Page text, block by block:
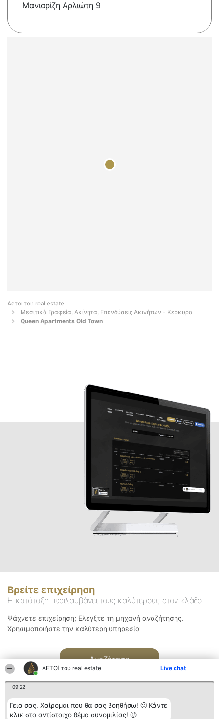
ΑΕΤΟΊ του real estate Live chat
09:22
Γεια σας. Χαίρομαι που θα σας βοηθήσω! 🙂 Κάντε
κλικ στο αντίστοιχο θέμα συνομιλίας! 🙂
Μανιαρίζη Αρλιώτη 9
Αετοί του real estate
Μεσιτικά Γραφεία, Ακίνητα, Επενδύσεις Ακινήτων - Κερκυρα
Queen Apartments Old Town
Βρείτε επιχείρηση
Η κατάταξη περιλαμβάνει τους καλύτερους στον κλάδο
Ψάχνετε επιχείρηση; Ελέγξτε τη μηχανή αναζήτησης.
Χρησιμοποιήστε την καλύτερη υπηρεσία
Αναζήτηση